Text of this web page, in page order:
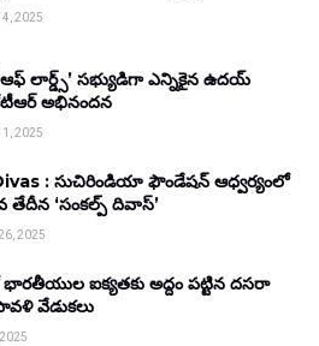
2025
లార్డ్స్’ సభ్యుడిగా ఎన్నికైన ఉదయ్
అభినందన
2025
: సుచిరిండియా ఫౌండేషన్ ఆధ్వర్యంలో
తేదీన ‘సంకల్ప్ దివాస్’
2025
ఐక్యతకు అద్దం పట్టిన దసరా
వేడుకలు